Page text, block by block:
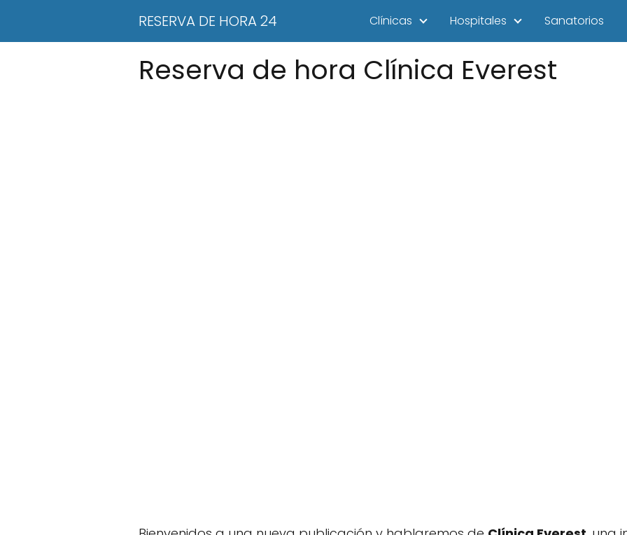
RESERVA DE HORA 24 Clínicas Hospitales Sanatorios
Reserva de hora Clínica Everest